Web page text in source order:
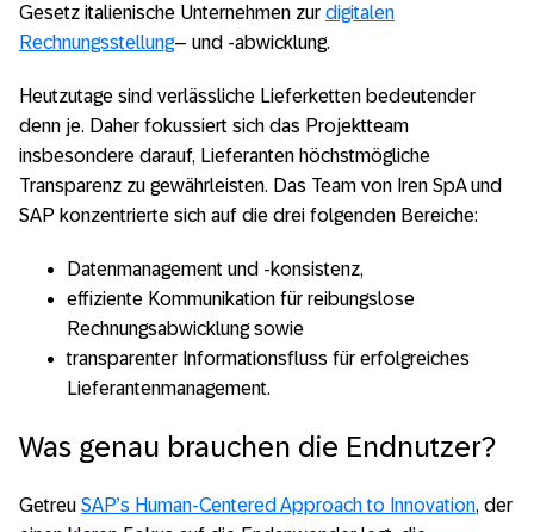
Gesetz italienische Unternehmen zur digitalen
Rechnungsstellung– und -abwicklung.
Heutzutage sind verlässliche Lieferketten bedeutender
denn je. Daher fokussiert sich das Projektteam
insbesondere darauf, Lieferanten höchstmögliche
Transparenz zu gewährleisten. Das Team von Iren SpA und
SAP konzentrierte sich auf die drei folgenden Bereiche:
Datenmanagement und -konsistenz,
effiziente Kommunikation für reibungslose
Rechnungsabwicklung sowie
transparenter Informationsfluss für erfolgreiches
Lieferantenmanagement.
Was genau brauchen die Endnutzer?
Getreu SAP’s Human-Centered Approach to Innovation, der